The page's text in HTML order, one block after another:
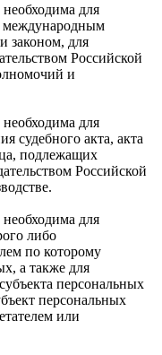
для
международным
законом, для
Российской
и
для
судебного акта, акта
подлежащих
Российской
для
либо
по которому
а также для
персональных
персональных
или